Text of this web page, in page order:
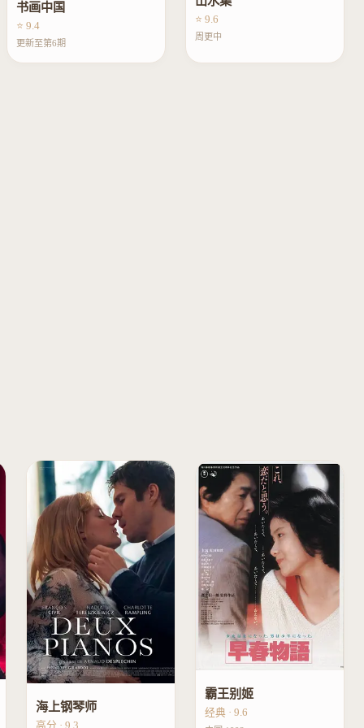
书画中国
⭐ 9.4
更新至第6期
⭐ 9.6
周更中
海上钢琴师
高分 · 9.3
霸王别姬
经典 · 9.6